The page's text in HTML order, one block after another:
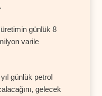
üretimin günlük 8
varile
günlük petrol
gelecek